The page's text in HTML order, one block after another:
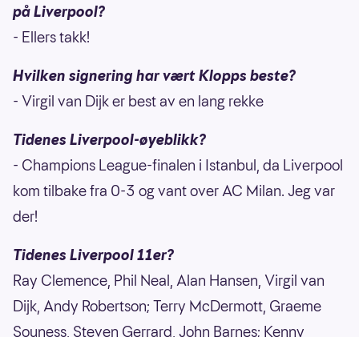
på Liverpool?
- Ellers takk!
Hvilken signering har vært Klopps beste?
- Virgil van Dijk er best av en lang rekke
Tidenes Liverpool-øyeblikk?
- Champions League-finalen i Istanbul, da Liverpool
kom tilbake fra 0-3 og vant over AC Milan. Jeg var
der!
Tidenes Liverpool 11er?
Ray Clemence, Phil Neal, Alan Hansen, Virgil van
Dijk, Andy Robertson; Terry McDermott, Graeme
Souness, Steven Gerrard, John Barnes; Kenny